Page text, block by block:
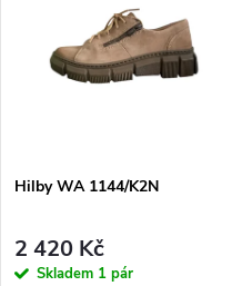
Hilby WA 1144/K2N
2 420 Kč
Skladem 1 pár